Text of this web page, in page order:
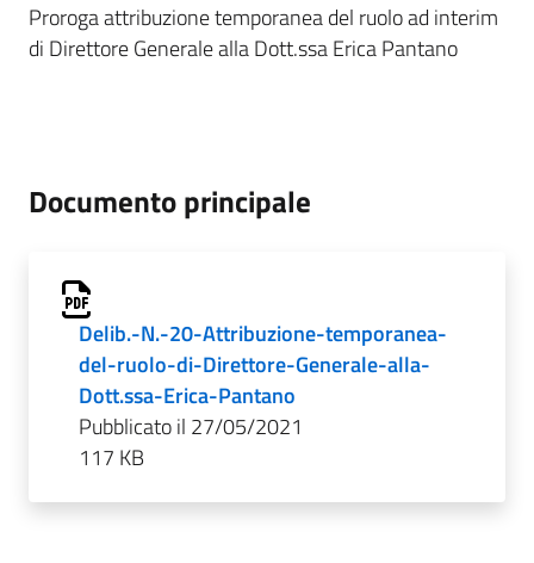
Proroga attribuzione temporanea del ruolo ad interim
di Direttore Generale alla Dott.ssa Erica Pantano
Documento principale
Delib.-N.-20-Attribuzione-temporanea-
del-ruolo-di-Direttore-Generale-alla-
Dott.ssa-Erica-Pantano
Pubblicato il 27/05/2021
117 KB